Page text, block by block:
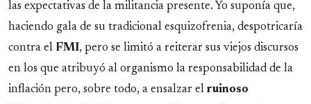
las expectativas de la militancia presente. Yo suponía que,
haciendo gala de su tradicional esquizofrenia, despotricaría
contra el FMI, pero se limitó a reiterar sus viejos discursos
en los que atribuyó al organismo la responsabilidad de la
inflación pero, sobre todo, a ensalzar el ruinoso